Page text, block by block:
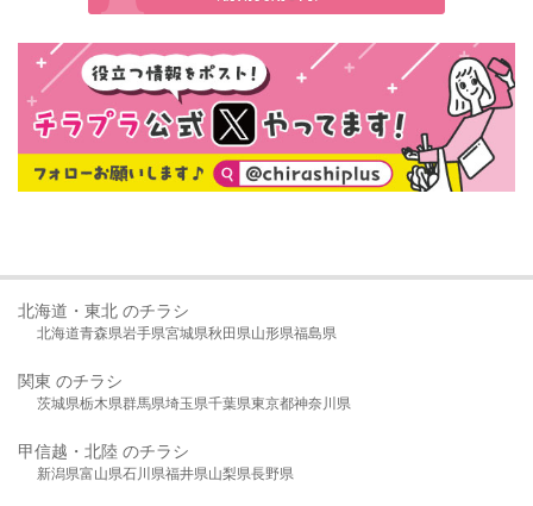
北海道・東北 のチラシ
北海道青森県岩手県宮城県秋田県山形県福島県
関東 のチラシ
茨城県栃木県群馬県埼玉県千葉県東京都神奈川県
甲信越・北陸 のチラシ
新潟県富山県石川県福井県山梨県長野県